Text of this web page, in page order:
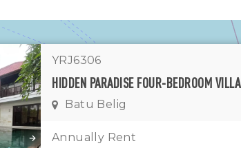
YRJ6306
Batu Belig
Annually Rent